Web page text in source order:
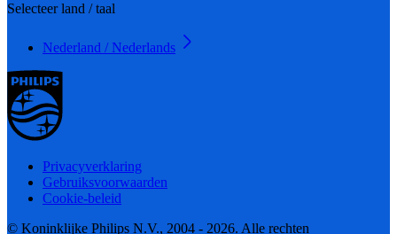
Selecteer land / taal
Nederland / Nederlands
Privacyverklaring
Gebruiksvoorwaarden
Cookie-beleid
© Koninklijke Philips N.V., 2004 - 2026. Alle rechten